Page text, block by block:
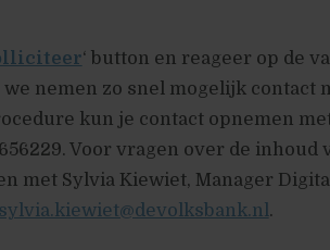
‘ button en reageer op de
nemen zo snel mogelijk contact
kun je contact opnemen
Voor vragen over de inhoud
met Sylvia Kiewiet, Manager
sylvia.kiewiet@devolksbank.nl.